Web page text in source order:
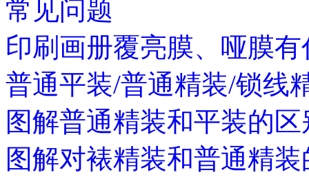
常见问题
印刷画册覆亮膜、哑膜
普通平装/普通精装/锁线
图解普通精装和平装的区
图解对裱精装和普通精